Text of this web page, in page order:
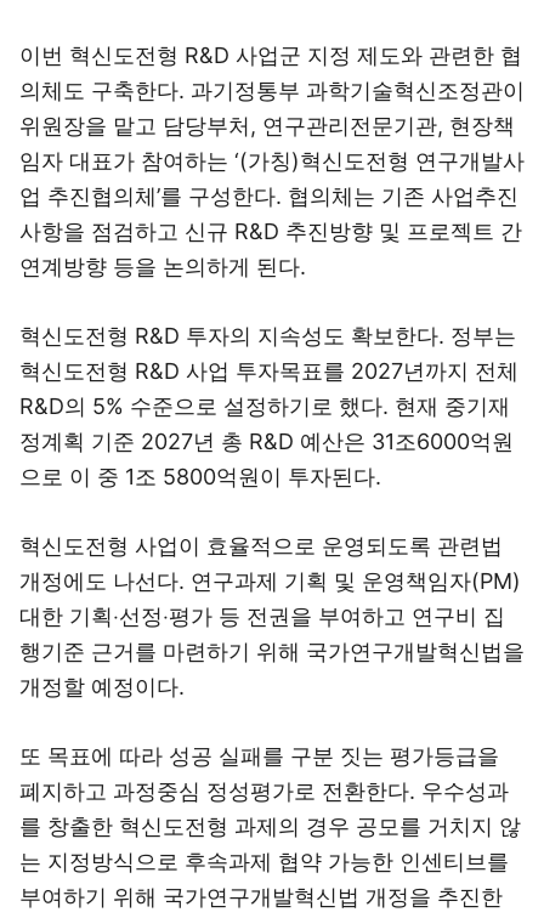
이번 혁신도전형 R&D 사업군 지정 제도와 관련한 협
의체도 구축한다. 과기정통부 과학기술혁신조정관이
위원장을 맡고 담당부처, 연구관리전문기관, 현장책
임자 대표가 참여하는 ‘(가칭)혁신도전형 연구개발사
업 추진협의체’를 구성한다. 협의체는 기존 사업추진
사항을 점검하고 신규 R&D 추진방향 및 프로젝트 간
연계방향 등을 논의하게 된다.
혁신도전형 R&D 투자의 지속성도 확보한다. 정부는
혁신도전형 R&D 사업 투자목표를 2027년까지 전체
R&D의 5% 수준으로 설정하기로 했다. 현재 중기재
정계획 기준 2027년 총 R&D 예산은 31조6000억원
으로 이 중 1조 5800억원이 투자된다.
혁신도전형 사업이 효율적으로 운영되도록 관련법
개정에도 나선다. 연구과제 기획 및 운영책임자(PM)
대한 기획‧선정‧평가 등 전권을 부여하고 연구비 집
행기준 근거를 마련하기 위해 국가연구개발혁신법을
개정할 예정이다.
또 목표에 따라 성공 실패를 구분 짓는 평가등급을
폐지하고 과정중심 정성평가로 전환한다. 우수성과
를 창출한 혁신도전형 과제의 경우 공모를 거치지 않
는 지정방식으로 후속과제 협약 가능한 인센티브를
부여하기 위해 국가연구개발혁신법 개정을 추진한